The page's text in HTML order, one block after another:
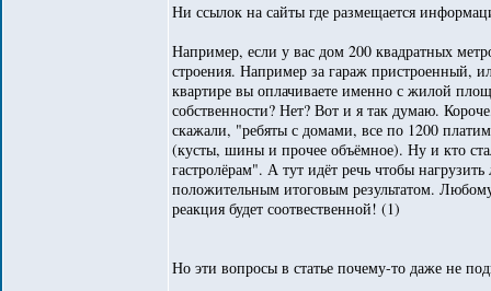
Ни ссылок на сайты где размещается
Например, если у вас дом 200 квадратных
строения. Например за гараж пристроенный,
квартире вы оплачиваете именно с жилой
собственности? Нет? Вот и я так думаю.
скажали, "ребяты с домами, все по 1200
(кусты, шины и прочее объёмное). Ну и кто
гастролёрам". А тут идёт речь чтобы
положительным итоговым результатом.
реакция будет соотвественной! (1)
Но эти вопросы в статье почему-то даже не